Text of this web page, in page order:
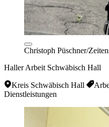
Christoph Püschner/
Haller Arbeit Schwäbisch Hall
Kreis Schwäbisch Hall
Dienstleistungen